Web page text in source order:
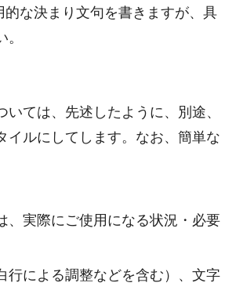
な決まり文句を書きますが、具
ては、先述したように、別途、
イルにしてします。なお、簡単な
、実際にご使用になる状況・必要
行による調整などを含む）、文字